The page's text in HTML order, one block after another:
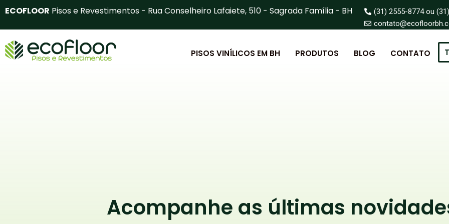
o
conteúdo
ECOFLOOR Pisos e Revestimentos - Rua Conselheiro Lafaiete, 510 - Sagrada Família - BH
(31) 2555-8774 ou
PISOS VINÍLICOS EM BH PRODUTOS BLOG CONTATO
Acompanhe as últimas